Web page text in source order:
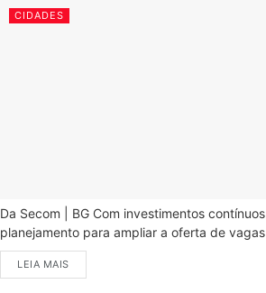
CIDADES
Da Secom | BG Com investimentos
planejamento para ampliar a oferta de
LEIA MAIS